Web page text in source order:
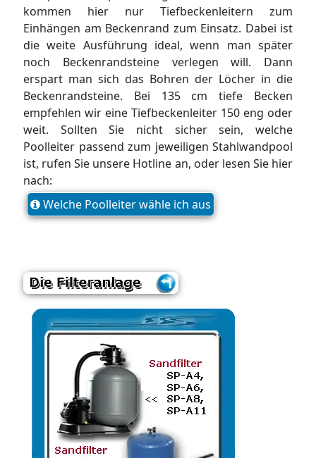
kommen hier nur Tiefbeckenleitern zum
Einhängen am Beckenrand zum Einsatz. Dabei ist
die weite Ausführung ideal, wenn man später
noch Beckenrandsteine verlegen will. Dann
erspart man sich das Bohren der Löcher in die
Beckenrandsteine. Bei 135 cm tiefe Becken
empfehlen wir eine Tiefbeckenleiter 150 eng oder
weit. Sollten Sie nicht sicher sein, welche
Poolleiter passend zum jeweiligen Stahlwandpool
ist, rufen Sie unsere Hotline an, oder lesen Sie hier
nach:
Welche Poolleiter wähle ich aus